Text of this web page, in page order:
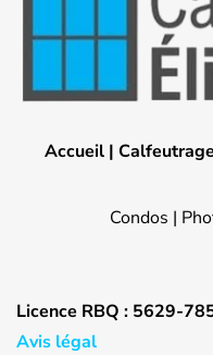
Accueil | Calfeutrage
Condos |
Licence RBQ : 5629-
Avis légal